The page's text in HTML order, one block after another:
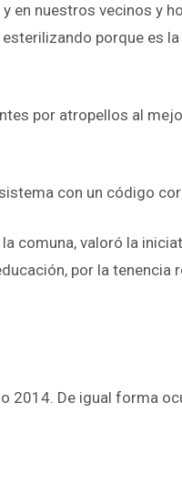
en nuestros vecinos y
porque es
por atropellos al
con un código
comuna, valoró la
por la tenencia
De igual forma